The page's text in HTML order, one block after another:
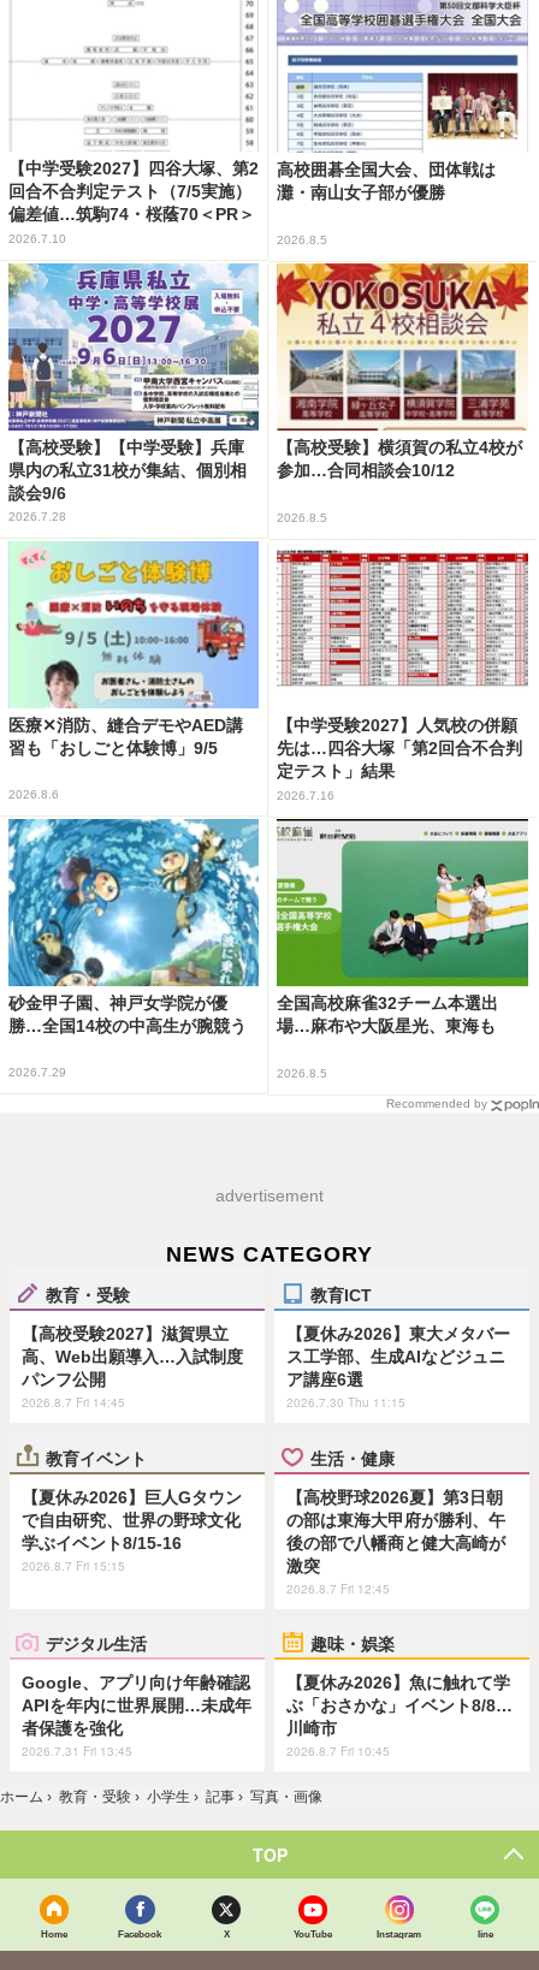
【中学受験2027】四谷大塚、第2
回合不合判定テスト（7/5実施）
偏差値…筑駒74・桜蔭70＜PR＞
2026.7.10
高校囲碁全国大会、団体戦は
灘・南山女子部が優勝
2026.8.5
【高校受験】【中学受験】兵庫
県内の私立31校が集結、個別相
談会9/6
2026.7.28
【高校受験】横須賀の私立4校が
参加…合同相談会10/12
2026.8.5
医療✕消防、縫合デモやAED講
習も「おしごと体験博」9/5
2026.8.6
【中学受験2027】人気校の併願
先は…四谷大塚「第2回合不合判
定テスト」結果
2026.7.16
砂金甲子園、神戸女学院が優
勝…全国14校の中高生が腕競う
2026.7.29
全国高校麻雀32チーム本選出
場…麻布や大阪星光、東海も
2026.8.5
Recommended by
advertisement
NEWS CATEGORY
教育・受験
【高校受験2027】滋賀県立
高、Web出願導入…入試制度
パンフ公開
2026.8.7 Fri 14:45
教育ICT
【夏休み2026】東大メタバー
ス工学部、生成AIなどジュニ
ア講座6選
2026.7.30 Thu 11:15
教育イベント
【夏休み2026】巨人Gタウン
で自由研究、世界の野球文化
学ぶイベント8/15-16
2026.8.7 Fri 15:15
生活・健康
【高校野球2026夏】第3日朝
の部は東海大甲府が勝利、午
後の部で八幡商と健大高崎が
激突
2026.8.7 Fri 12:45
デジタル生活
Google、アプリ向け年齢確認
APIを年内に世界展開…未成年
者保護を強化
2026.7.31 Fri 13:45
趣味・娯楽
【夏休み2026】魚に触れて学
ぶ「おさかな」イベント8/8…
川崎市
2026.8.7 Fri 10:45
ホーム › 教育・受験 › 小学生 › 記事 › 写真・画像
TOP
Home Facebook X YouTube Instagram line